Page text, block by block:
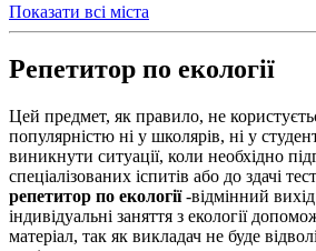
Показати всі міста
Репетитор по екології
Цей предмет, як правило, не
популярністю ні у школярів, ні у
виникнути ситуації, коли необхідно
спеціалізованих іспитів або до здачі
репетитор по екології-відмінний
індивідуальні заняття з екології
матеріал, так як викладач не буде